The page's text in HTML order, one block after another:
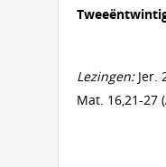
Lezingen:Jer.
Mat. 16,21-27